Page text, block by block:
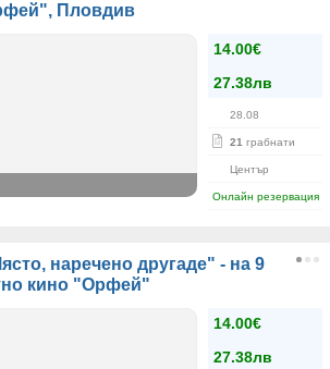
Пловдив
14.00€
27.38лв
28.08
21 грабнати
Център
Онлайн резервация
наречено другаде" - на 9
кино "Орфей"
14.00€
27.38лв